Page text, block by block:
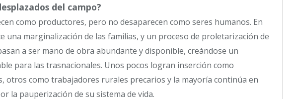
del campo?
como productores, pero no desaparecen como seres humanos. En
una marginalización de las familias, y un proceso de proletarización de
a ser mano de obra abundante y disponible, creándose un
para las trasnacionales. Unos pocos logran inserción como
otros como trabajadores rurales precarios y la mayoría continúa en
la pauperización de su sistema de vida.